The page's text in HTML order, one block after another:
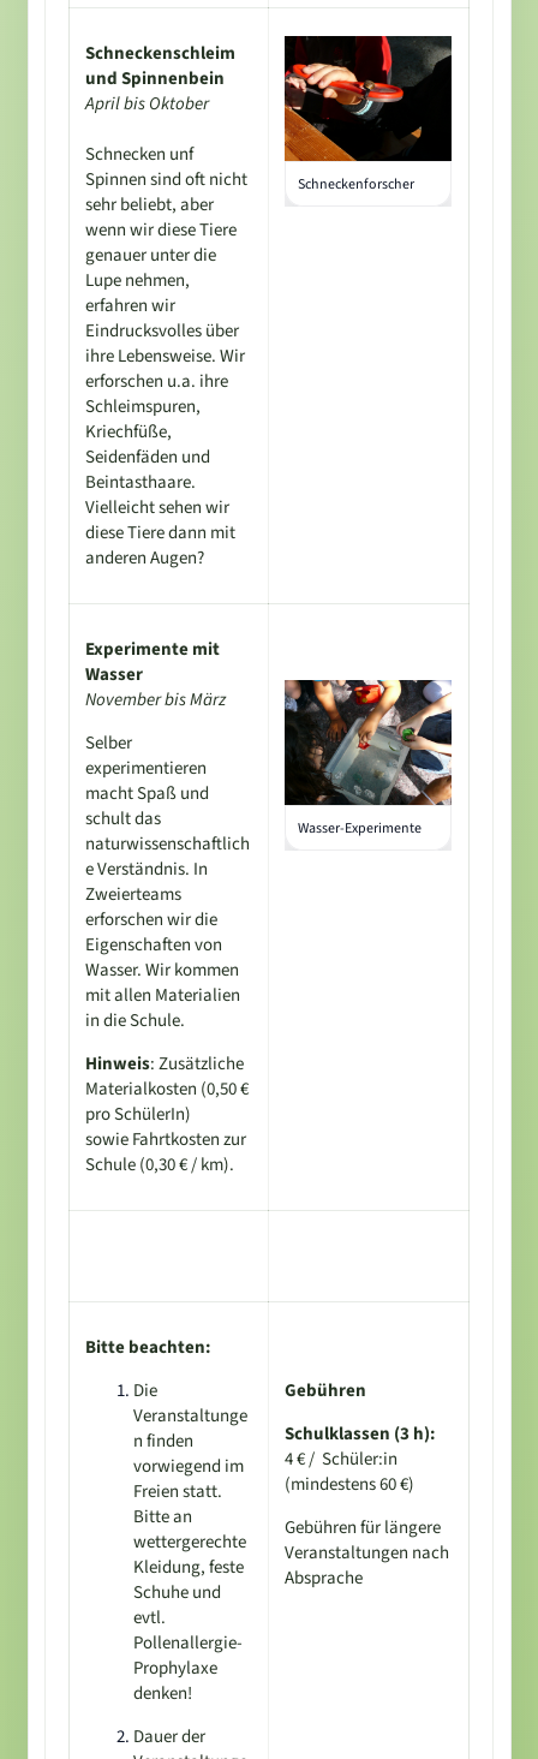
Schneckenschleim
und Spinnenbein
April bis Oktober
Schnecken unf
Spinnen sind oft nicht
sehr beliebt, aber
wenn wir diese Tiere
genauer unter die
Lupe nehmen,
erfahren wir
Eindrucksvolles über
ihre Lebensweise. Wir
erforschen u.a. ihre
Schleimspuren,
Kriechfüße,
Seidenfäden und
Beintasthaare.
Vielleicht sehen wir
diese Tiere dann mit
anderen Augen?
Schneckenforscher
Experimente mit
Wasser
November bis März
Selber
experimentieren
macht Spaß und
schult das
naturwissenschaftlich
e Verständnis. In
Zweierteams
erforschen wir die
Eigenschaften von
Wasser. Wir kommen
mit allen Materialien
in die Schule.
Hinweis: Zusätzliche
Materialkosten (0,50 €
pro SchülerIn)
sowie Fahrtkosten zur
Schule (0,30 € / km).
Wasser-Experimente
Bitte beachten:
Die
Veranstaltunge
n finden
vorwiegend im
Freien statt.
Bitte an
wettergerechte
Kleidung, feste
Schuhe und
evtl.
Pollenallergie-
Prophylaxe
denken!
Dauer der
Gebühren
Schulklassen (3 h):
4 € / Schüler:in
(mindestens 60 €)
Gebühren für längere
Veranstaltungen nach
Absprache